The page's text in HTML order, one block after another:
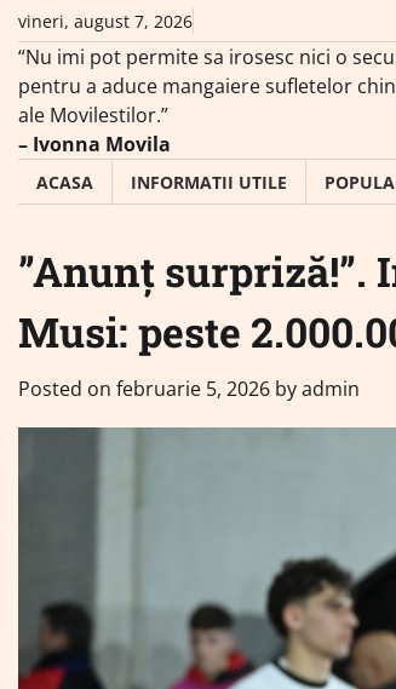
Skip
content
vineri, august 7, 2026
“Nu imi pot permite sa irosesc nici o
pentru a aduce mangaiere sufletelor
ale Movilestilor.”
– Ivonna Movila
ACASA INFORMATII UTILE
”Anunț
Musi: peste
Posted on februarie 5, 2026 byadmin